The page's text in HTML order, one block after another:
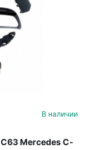
В наличии
Mercedes C-